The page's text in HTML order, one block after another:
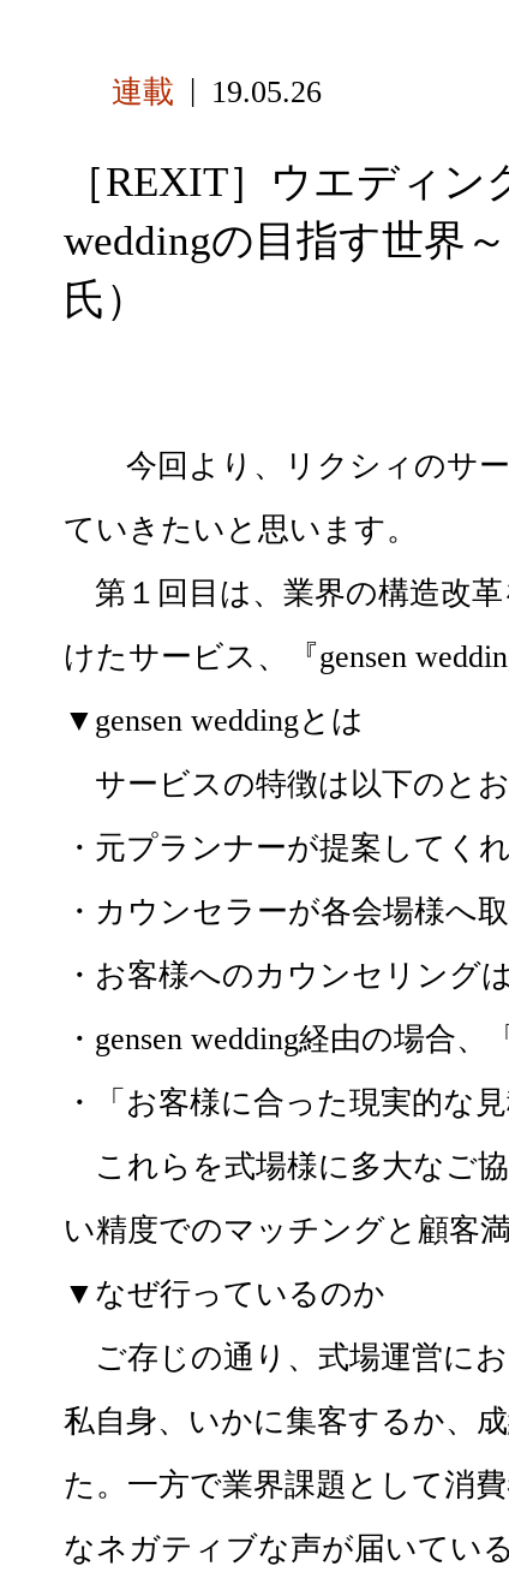
連載 19.05.26
［REXIT］ウエディン
weddingの目指す世界
氏）
今回より、リクシィのサー
ていきたいと思います。
第１回目は、業界の構造改
けたサービス、『gensen
▼gensen weddingとは
サービスの特徴は以下のとお
・元プランナーが提案してく
・カウンセラーが各会場様へ
・お客様へのカウンセリング
・gensen wedding経由の場合
・「お客様に合った現実的な
これらを式場様に多大なご
い精度でのマッチングと顧客
▼なぜ行っているのか
ご存じの通り、式場運営にお
私自身、いかに集客するか、
た。一方で業界課題として消
なネガティブな声が届いてい